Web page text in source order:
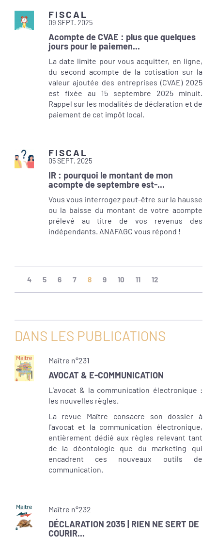
FISCAL
09 SEPT. 2025
Acompte de CVAE : plus que quelques
jours pour le paiemen...
La date limite pour vous acquitter, en ligne,
du second acompte de la cotisation sur la
valeur ajoutée des entreprises (CVAE) 2025
est fixée au 15 septembre 2025 minuit.
Rappel sur les modalités de déclaration et de
paiement de cet impôt local.
FISCAL
05 SEPT. 2025
IR : pourquoi le montant de mon
acompte de septembre est-...
Vous vous interrogez peut-être sur la hausse
ou la baisse du montant de votre acompte
prélevé au titre de vos revenus des
indépendants. ANAFAGC vous répond !
4 5 6 7 8(current)
9 10 11 12
DANS LES PUBLICATIONS
Maître n°231
AVOCAT & E-COMMUNICATION
L’avocat & la communication électronique :
les nouvelles règles.
La revue Maître consacre son dossier à
l'avocat et la communication électronique,
entièrement dédié aux règles relevant tant
de la déontologie que du marketing qui
encadrent ces nouveaux outils de
communication.
Maître n°232
DÉCLARATION 2035 | RIEN NE SERT DE
COURIR...